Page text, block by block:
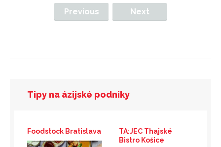
Previous Next
Tipy na ázijské podniky
Foodstock Bratislava
TA:JEC Thajské
Bistro Košice